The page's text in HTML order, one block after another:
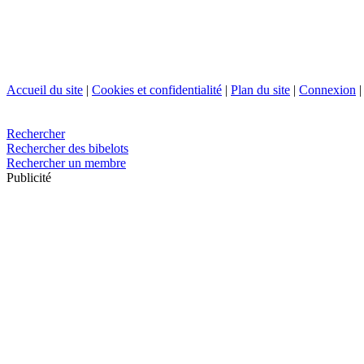
Accueil du site | Cookies et confidentialité | Plan du site | Connexion |
Rechercher
Rechercher des bibelots
Rechercher un membre
Publicité